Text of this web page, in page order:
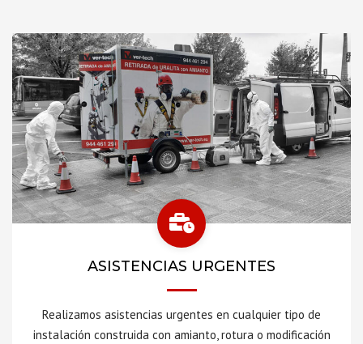
ASISTENCIAS URGENTES
Realizamos asistencias urgentes en cualquier tipo de
instalación construida con amianto, rotura o modificación